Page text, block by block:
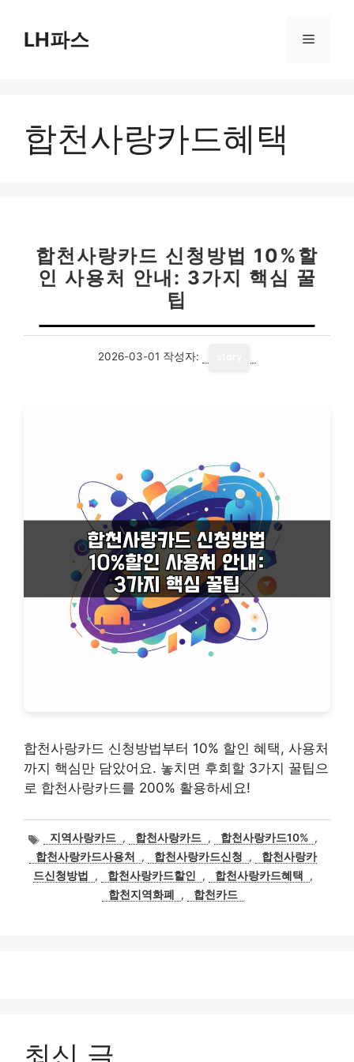
LH파스 메
합천사랑카드혜택
합천사랑카드 신청방법 10%할
인 사용처 안내: 3가지 핵심 꿀
팁
2026-03-01 작성자:
합천사랑카드 신청방법부터 10% 할인 혜택, 사용처
까지 핵심만 담았어요. 놓치면 후회할 3가지 꿀팁으
로 합천사랑카드를 200% 활용하세요!
태
그
지역사랑카드 , 합천사랑카드 , 합천사랑카드10% ,
합천사랑카드사용처
, 합천사랑카드신청 ,
합천사랑카
드신청방법
, 합천사랑카드할인 , 합천사랑카드혜택
,
합천지역화폐
, 합천카드
최신 글